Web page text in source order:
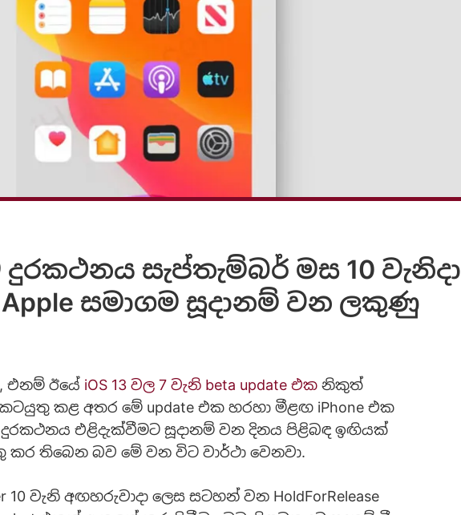
දුරකථනය සැප්තැම්බර් මස 10 වැනිදා
සමාගම සූදානම් වන ලකුණු
එනම් ඊයේ iOS 13 වල 7 වැනි beta update එක නිකුත්
කළ අතර මේ update එක හරහා මීළඟ iPhone එක
දුරකථනය එළිදැක්වීමට සූදානම් වන දිනය පිළිබඳ ඉඟියක්
තිබෙන බව මේ වන විට වාර්ථා වෙනවා.
10 වැනි අඟහරුවාදා ලෙස සටහන් වන HoldForRelease